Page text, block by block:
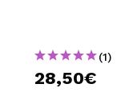
(1)
28,50€